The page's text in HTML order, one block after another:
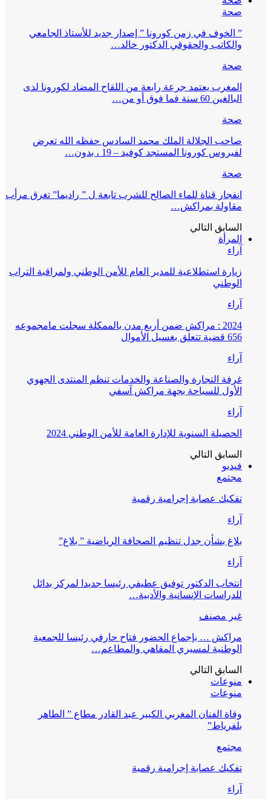
صحة
” الخوف في زمن كورونا ” إصدار جديد للأستاذ الجامعي
والكاتب والحقوقي الدكتور خالد…
صحة
المغرب يعتمد جرعة رابعة من اللقاح المضاد لكورونا لدى
البالغين 60 سنة فما فوق أو من…
صحة
صاحب الجلالة الملك محمد السادس حفظه الله تعرض
لفيروس كورونا المستجد كوفيد – 19 ، بدون…
صحة
انفجار قناة للماء الصالح للشرب تابعة ل ” راديما” تغرق مرأب
مقاولة بمراكش…
السابق التالي
المرأة
آراء
زيارة استطلاعية للمدير العام للأمن الوطني ولمراقبة التراب
الوطني
آراء
2024 : مراكش ضمن أربع مدن بالممكلة سجلت مامجموعه
656 قضية تتعلق بغسيل الأموال
آراء
غرفة التجارة والصناعة والخدمات تنظم المنتدى الجهوي
الأول للسياحة بجهة مراكش آسفي
آراء
الحصيلة السنوية للإدارة العامة للأمن الوطني 2024
السابق التالي
فيديو
مجتمع
تفكيك عصابة إجرامية رقمية
آراء
بلاغ بشأن جدل تنظيم الصحافة الرياضية ” بلاغ”
آراء
انتخاب الدكتور توفيق عطيفي رئيسا جديدا لمركز بدائل
للدراسات الإنسانية والأدبية…
غير مصنف
مراكش … بإجماع الحضور فتاح حارفي رئيسا للجمعية
الوطنية لمسيري المقاهي والمطاعم…
السابق التالي
منوعات
منوعات
وفاة الفنان المغربي الكبير عبد القادر مطاع ” الطاهر
بلفرياط”
مجتمع
تفكيك عصابة إجرامية رقمية
آراء